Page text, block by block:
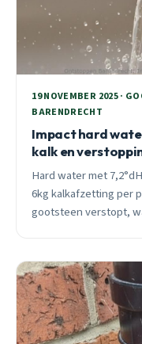
19 NOVEMBER 2025 ·
BARENDRECHT
Impact hard
kalk en
Hard water met
6kg kalkafzetting per
gootsteen verstopt,